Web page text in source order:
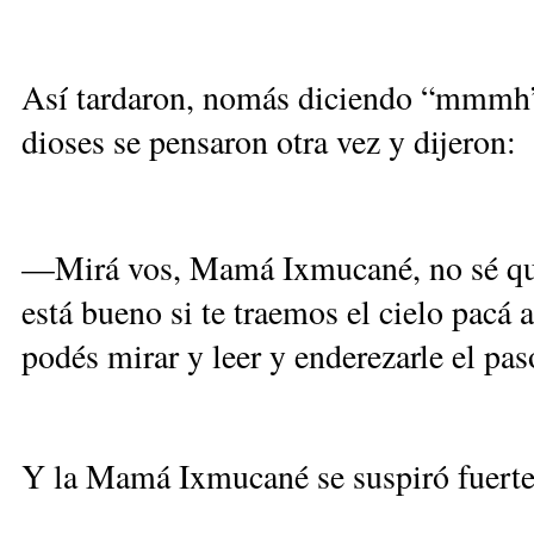
Así tardaron, nomás diciendo
dioses se pensaron otra vez y dijeron:
—Mirá vos, Mamá Ixmucané, no sé
está bueno si te traemos el cielo
podés mirar y leer y enderezarle el
Y la Mamá Ixmucané se suspiró